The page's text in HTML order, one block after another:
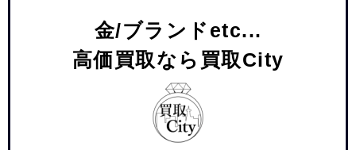
金/ブランドetc...
高価買取なら買取City